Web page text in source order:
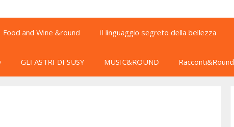
Food and Wine &round Il linguaggio segreto della bellezza
GLI ASTRI DI SUSY MUSIC&ROUND Racconti&Round